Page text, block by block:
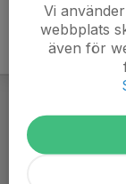
Vi
webbplats
även för